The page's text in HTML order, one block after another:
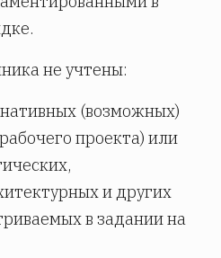
не учтены:
(возможных)
проекта) или
и других
в задании на